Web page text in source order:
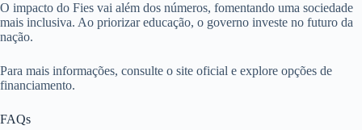
O impacto do Fies vai além dos números, fomentando uma sociedade
mais inclusiva. Ao priorizar educação, o governo investe no futuro da
nação.
Para mais informações, consulte o site oficial e explore opções de
financiamento.
FAQs